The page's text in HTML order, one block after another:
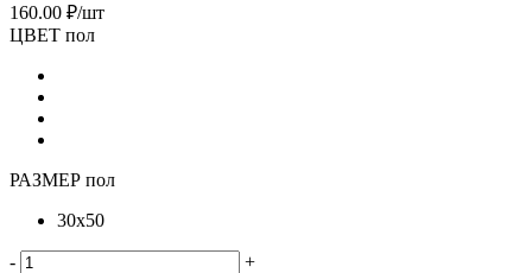
160.00 ₽/шт
ЦВЕТ пол
РАЗМЕР пол
30х50
-
+